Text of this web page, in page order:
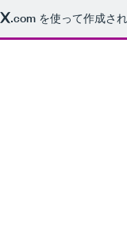
.com を使って作成さ